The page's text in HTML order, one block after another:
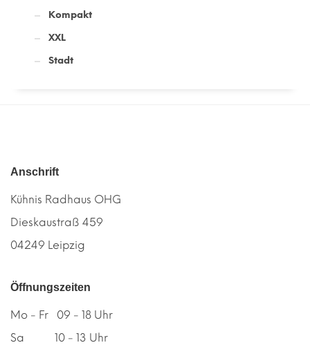
Kompakt
XXL
Stadt
Anschrift
Kühnis Radhaus OHG
Dieskaustraß 459
04249 Leipzig
Öffnungszeiten
Mo - Fr 09 - 18 Uhr
Sa 10 - 13 Uhr